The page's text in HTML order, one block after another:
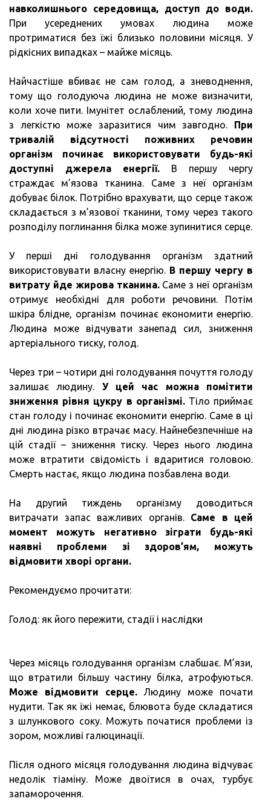
навколишнього середовища, доступ до води.
При усереднених умовах людина може
протриматися без їжі близько половини місяця. У
рідкісних випадках – майже місяць.
Найчастіше вбиває не сам голод, а зневоднення,
тому що голодуюча людина не може визначити,
коли хоче пити. Імунітет ослаблений, тому людина
з легкістю може заразитися чим завгодно. При
тривалій відсутності поживних речовин
організм починає використовувати будь-які
доступні джерела енергії. В першу чергу
страждає м’язова тканина. Саме з неї організм
добуває білок. Потрібно врахувати, що серце також
складається з м’язової тканини, тому через такого
розподілу поглинання білка може зупинитися серце.
У перші дні голодування організм здатний
використовувати власну енергію. В першу чергу в
витрату йде жирова тканина.Саме з неї організм
отримує необхідні для роботи речовини. Потім
шкіра блідне, організм починає економити енергію.
Людина може відчувати занепад сил, зниження
артеріального тиску, голод.
Через три – чотири дні голодування почуття голоду
залишає людину. У цей час можна помітити
зниження рівня цукру в організмі.Тіло приймає
стан голоду і починає економити енергію. Саме в ці
дні людина різко втрачає масу. Найнебезпечніше на
цій стадії – зниження тиску. Через нього людина
може втратити свідомість і вдаритися головою.
Смерть настає, якщо людина позбавлена води.
На другий тиждень організму доводиться
витрачати запас важливих органів. Саме в цей
момент можуть негативно зіграти будь-які
наявні проблеми зі здоров’ям, можуть
відмовити хворі органи.
Рекомендуємо прочитати:
Голод: як його пережити, стадії і наслідки
Через місяць голодування організм слабшає. М’язи,
що втратили більшу частину білка, атрофуються.
Може відмовити серце.Людину може почати
нудити. Так як їжі немає, блювота буде складатися
з шлункового соку. Можуть початися проблеми із
зором, можливі галюцинації.
Після одного місяця голодування людина відчуває
недолік тіаміну. Може двоїтися в очах, турбує
запаморочення.